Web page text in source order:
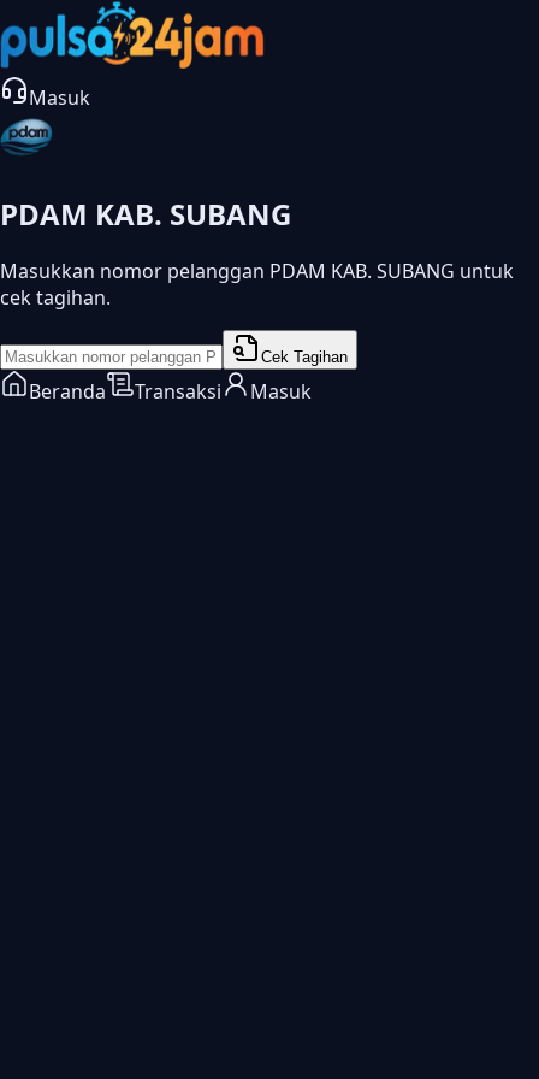
Masuk
PDAM KAB. SUBANG
Masukkan nomor pelanggan PDAM KAB. SUBANG untuk
cek tagihan.
Cek Tagihan
Beranda Transaksi Masuk